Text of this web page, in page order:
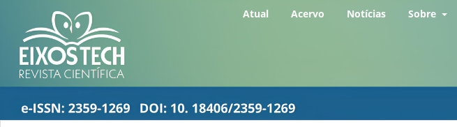
Atual Acervo Notícias Sobre